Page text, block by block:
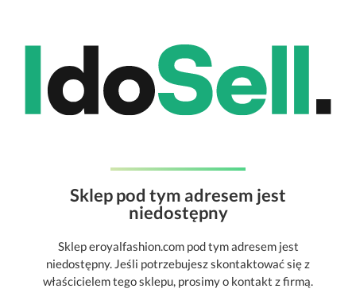
Sklep pod tym adresem jest
niedostępny
Sklep eroyalfashion.com pod tym adresem jest
niedostępny. Jeśli potrzebujesz skontaktować się z
właścicielem tego sklepu, prosimy o kontakt z firmą.